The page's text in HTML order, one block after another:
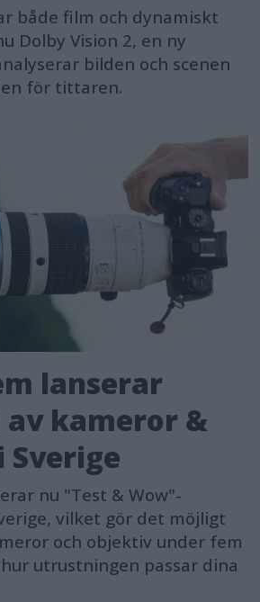
både film och dynamiskt
Dolby Vision 2, en ny
bilden och scenen
för tittaren.
lanserar
kameror &
nu "Test & Wow"-
vilket gör det möjligt
och objektiv under fem
utrustningen passar dina